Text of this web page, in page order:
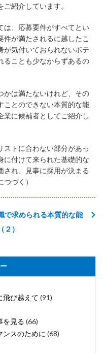
紹介しています。
は、応募要件がすべてとい
が満たされるに越したこ
が気付いておられないポテ
ることも少なからずあるの
かは満たないけれど、その
ことのできない本質的な能
業に候補者としてご紹介し
ストに合わない部分があっ
に付けて来られた基礎的な
され、見事に採用が決まる
づく）
で求められる本質的な能
２）
び越えて (91)
を見る (66)
スのために (68)